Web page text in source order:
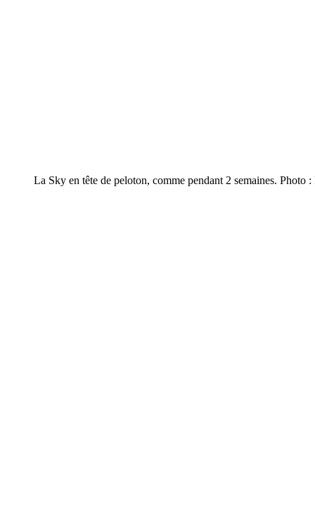
La Sky en tête de peloton, comme pendant 2 semaines. Photo :